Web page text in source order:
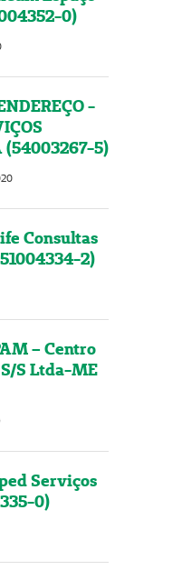
0)
-
(54003267-5)
Consultas
2)
– Centro
S Ltda-ME
Serviços
0)